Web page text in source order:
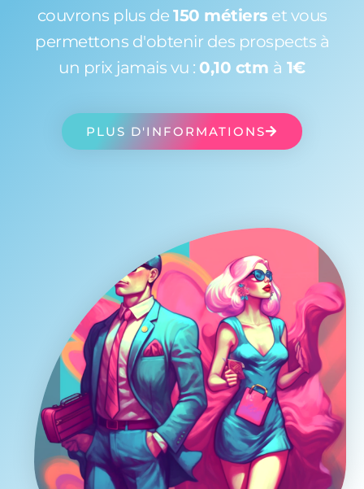
couvrons plus de 150 métiers et vous
permettons d'obtenir des prospects à
un prix jamais vu : 0,10 ctm à 1€
PLUS D'INFORMATIONS